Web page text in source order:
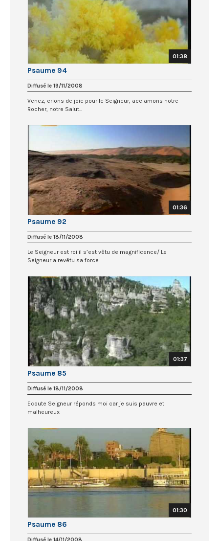
01:38
Psaume 94
Diffusé le 19/11/2008
Venez, crions de joie pour le Seigneur, acclamons notre
Rocher, notre Salut...
01:36
Psaume 92
Diffusé le 18/11/2008
Le Seigneur est roi il s’est vêtu de magnificence/ Le
Seigneur a revêtu sa force
01:37
Psaume 85
Diffusé le 18/11/2008
Ecoute Seigneur réponds moi car je suis pauvre et
malheureux
01:30
Psaume 86